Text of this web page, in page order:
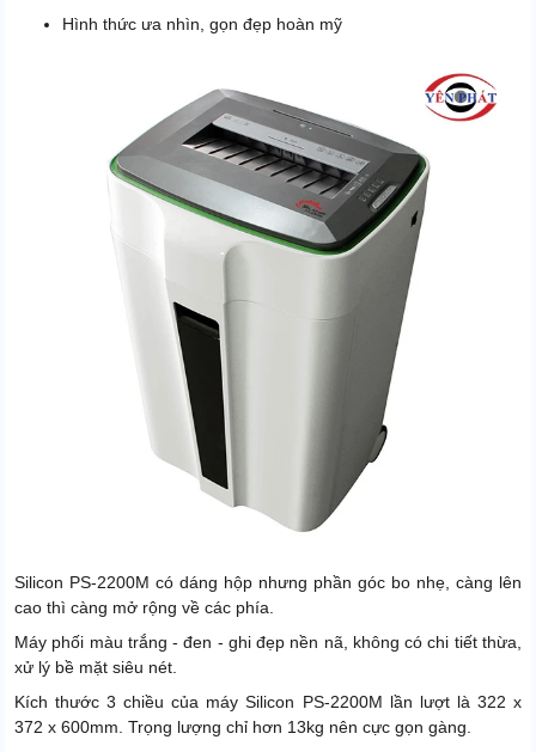
Kích thước đóng gói 450 x 420 x 675mm
Công nghệ Mỹ, Chính hãng
Trọng lượng sản phẩm 13.5 Kg
220V - 50Hz
Hình thức ưa nhìn, gọn đẹp hoàn mỹ
Silicon PS-2200M có dáng hộp nhưng phần góc bo nhẹ, càng lên
cao thì càng mở rộng về các phía.
Máy phối màu trắng - đen - ghi đẹp nền nã, không có chi tiết thừa,
xử lý bề mặt siêu nét.
Kích thước 3 chiều của máy Silicon PS-2200M lần lượt là 322 x
372 x 600mm. Trọng lượng chỉ hơn 13kg nên cực gọn gàng.